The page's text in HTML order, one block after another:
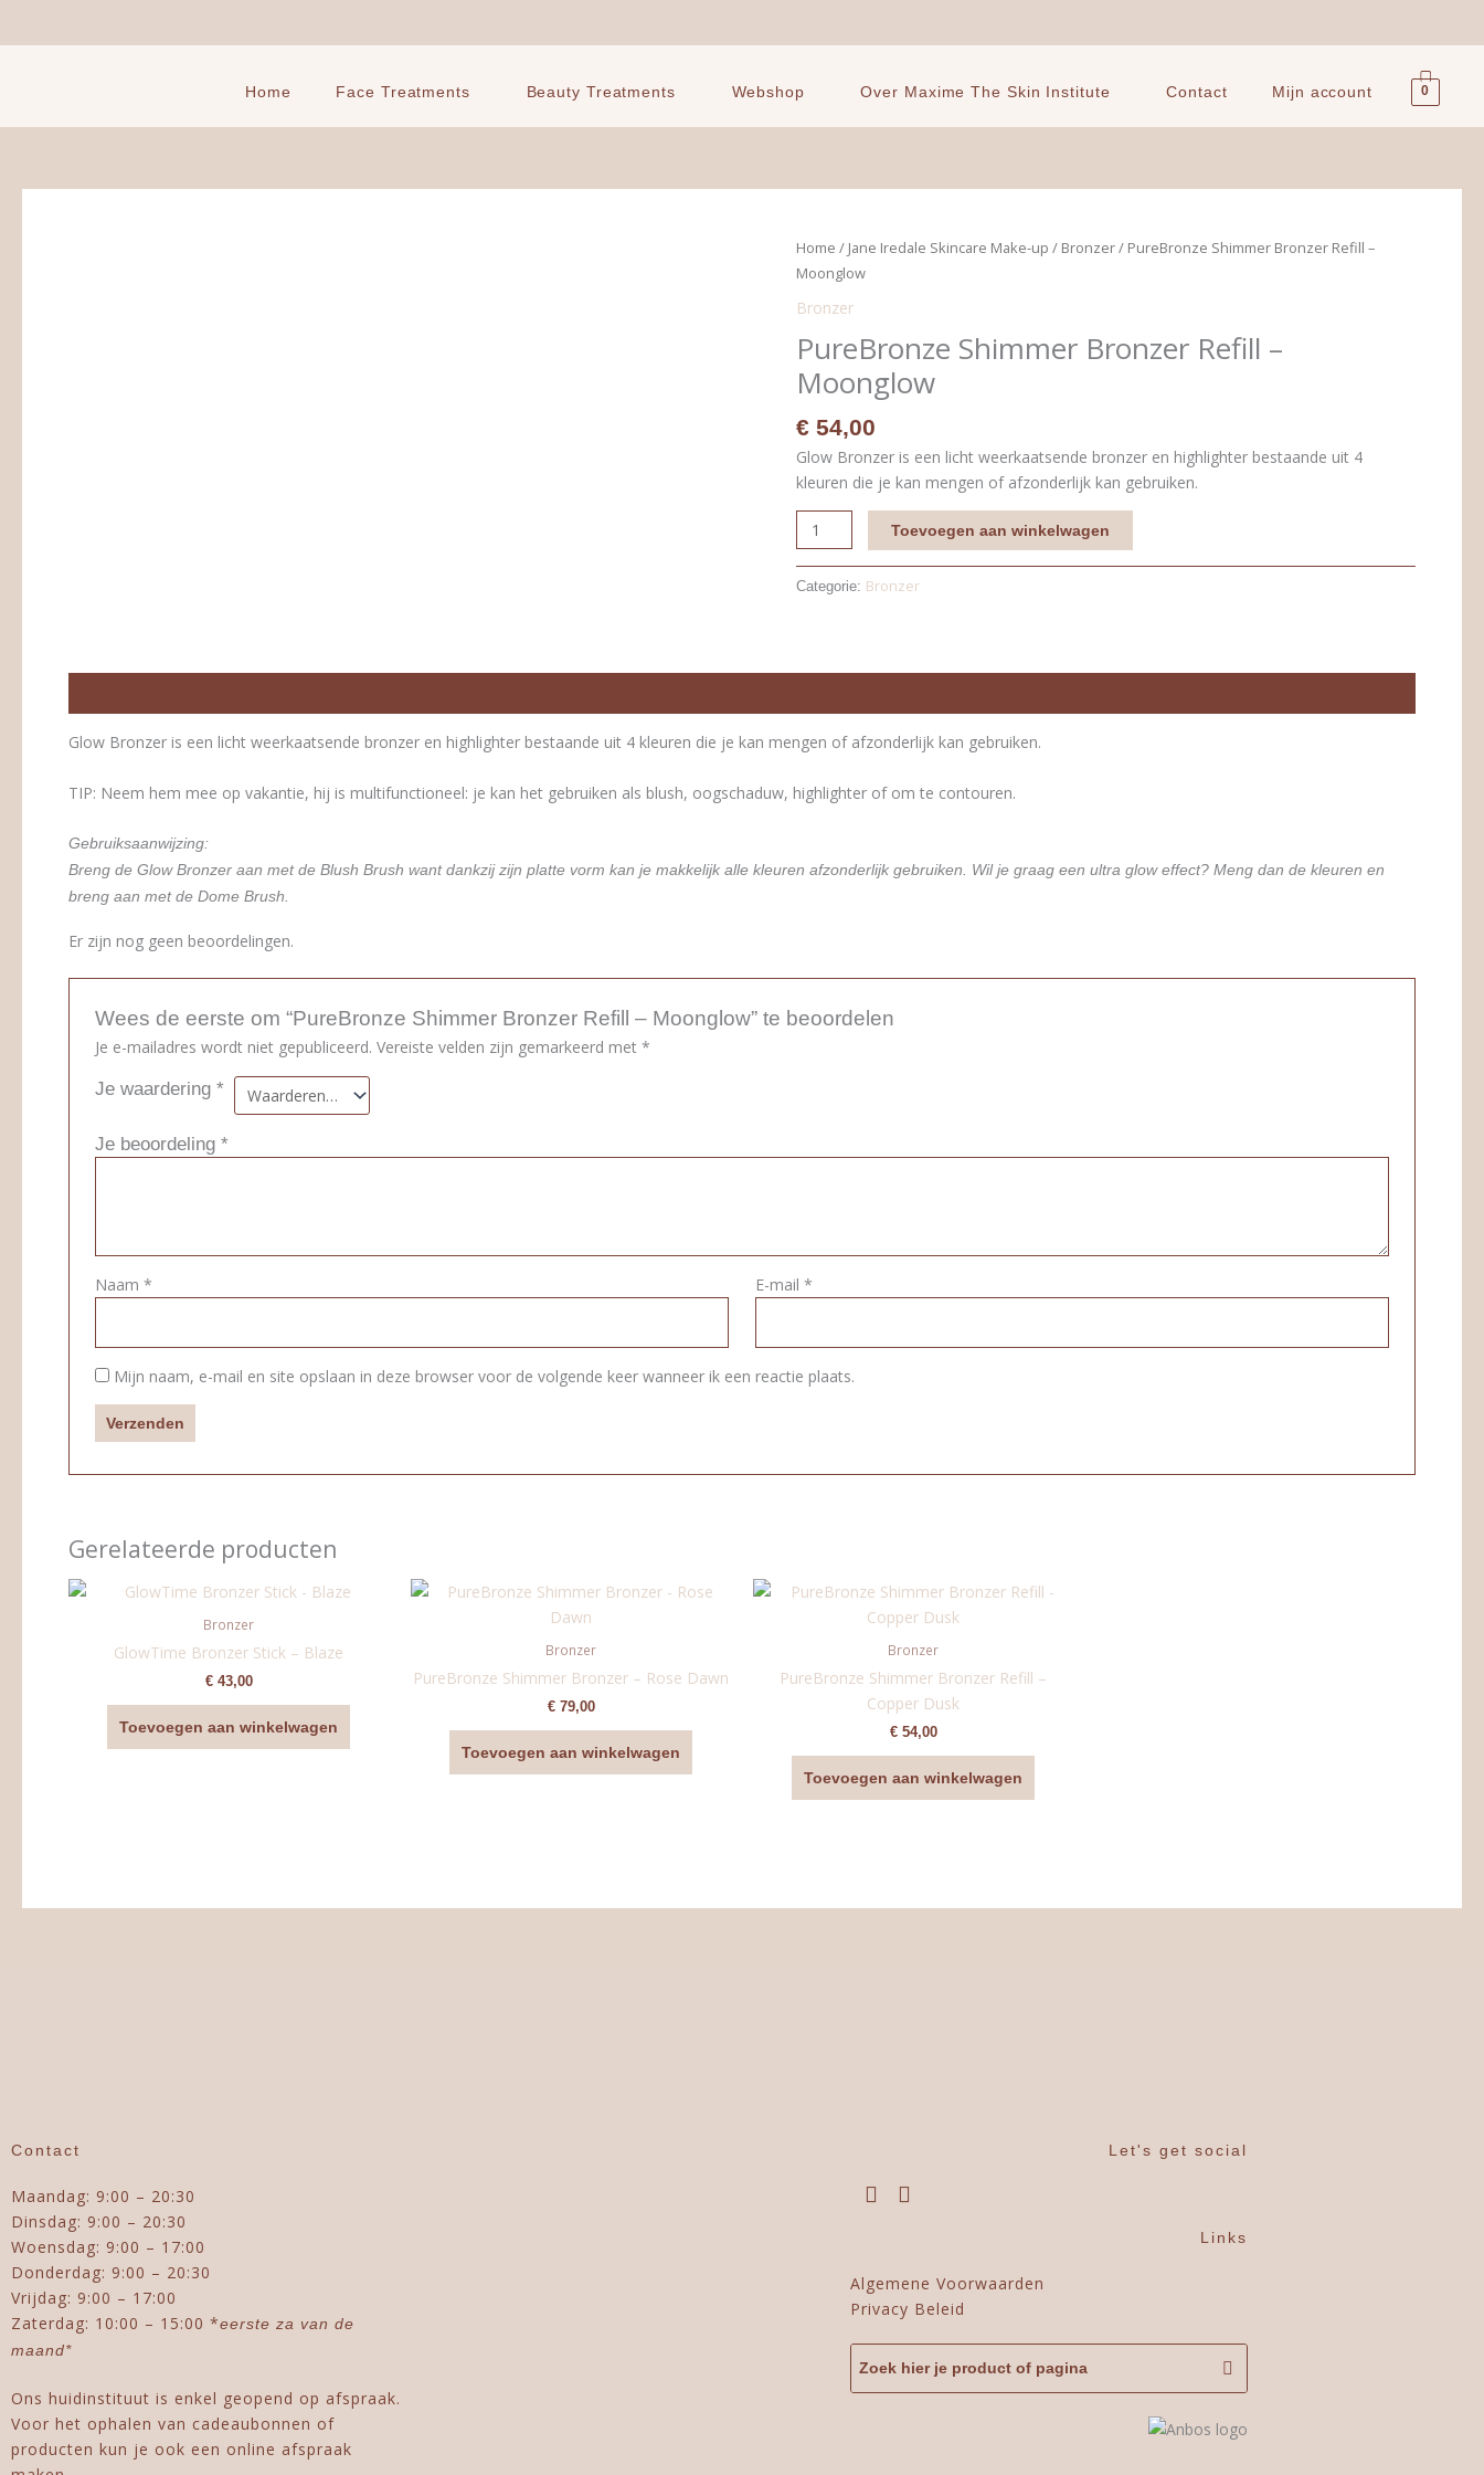
Home Face Treatments Beauty Treatments Webshop Over Maxime The Skin Institute Contact Mijn account 0
Home / Jane Iredale Skincare Make-up / Bronzer/ PureBronze Shimmer Bronzer Refill –
Moonglow
Bronzer
PureBronze Shimmer Bronzer Refill –
Moonglow
€54,00
Glow Bronzer is een licht weerkaatsende bronzer en highlighter bestaande uit 4
kleuren die je kan mengen of afzonderlijk kan gebruiken.
PureBronze
Shimmer
Bronzer
Moonglow
aantal
Toevoegen aan winkelwagen
Categorie: Bronzer
Glow Bronzer is een licht weerkaatsende bronzer en highlighter bestaande uit 4 kleuren die je kan mengen of afzonderlijk kan gebruiken.
TIP: Neem hem mee op vakantie, hij is multifunctioneel: je kan het gebruiken als blush, oogschaduw, highlighter of om te contouren.
Gebruiksaanwijzing:
Breng de Glow Bronzer aan met de Blush Brush want dankzij zijn platte vorm kan je makkelijk alle kleuren afzonderlijk gebruiken. Wil je graag een ultra glow effect? Meng dan de kleuren en
breng aan met de Dome Brush.
Er zijn nog geen beoordelingen.
Wees de eerste om “PureBronze Shimmer Bronzer Refill – Moonglow” te beoordelen
Je e-mailadres wordt niet gepubliceerd. Vereiste velden zijn gemarkeerd met*
Je waardering*
Je beoordeling*
Naam* E-mail *
Mijn naam, e-mail en site opslaan in deze browser voor de volgende keer wanneer ik een reactie plaats.
Gerelateerde producten
Bronzer
GlowTime Bronzer Stick – Blaze
€43,00
Toevoegen aan winkelwagen
Bronzer
PureBronze Shimmer Bronzer – Rose Dawn
€79,00
Toevoegen aan winkelwagen
Bronzer
PureBronze Shimmer Bronzer Refill –
Copper Dusk
€54,00
Toevoegen aan winkelwagen
Contact
Maandag: 9:00 – 20:30
Dinsdag: 9:00 – 20:30
Woensdag: 9:00 – 17:00
Donderdag: 9:00 – 20:30
Vrijdag: 9:00 – 17:00
Zaterdag: 10:00 – 15:00 *eerste za van de
maand*
Ons huidinstituut is enkel geopend op afspraak.
Voor het ophalen van cadeaubonnen of
producten kun je ook een online afspraak
Let's get social
Links
Algemene Voorwaarden
Privacy Beleid